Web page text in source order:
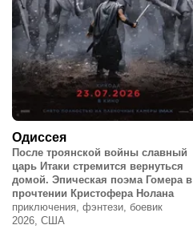
Одиссея
После троянской войны славный
царь Итаки стремится вернуться
домой. Эпическая поэма Гомера в
прочтении Кристофера Нолана
приключения, фэнтези, боевик
2026, США